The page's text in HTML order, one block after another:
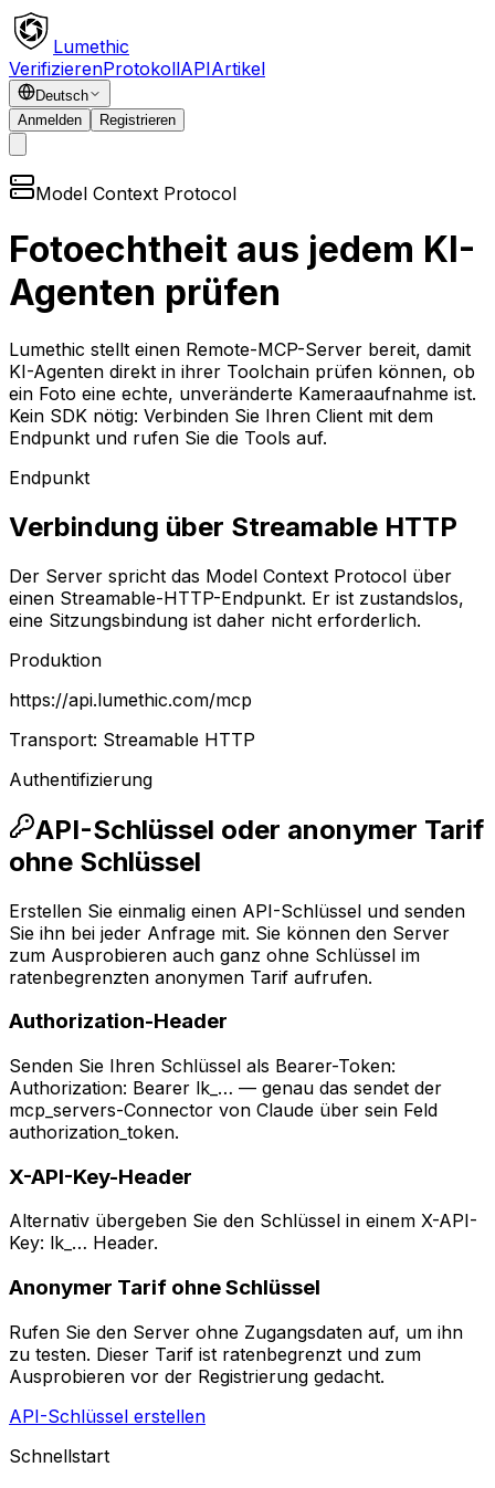
Lumethic
VerifizierenProtokollAPIArtikel
Deutsch
Anmelden
Registrieren
Model Context Protocol
Fotoechtheit aus jedem KI-
Agenten prüfen
Lumethic stellt einen Remote-MCP-Server bereit, damit
KI-Agenten direkt in ihrer Toolchain prüfen können, ob
ein Foto eine echte, unveränderte Kameraaufnahme ist.
Kein SDK nötig: Verbinden Sie Ihren Client mit dem
Endpunkt und rufen Sie die Tools auf.
Endpunkt
Verbindung über Streamable HTTP
Der Server spricht das Model Context Protocol über
einen Streamable-HTTP-Endpunkt. Er ist zustandslos,
eine Sitzungsbindung ist daher nicht erforderlich.
Produktion
https://api.lumethic.com/mcp
Transport: Streamable HTTP
Authentifizierung
API-Schlüssel oder anonymer Tarif
ohne Schlüssel
Erstellen Sie einmalig einen API-Schlüssel und senden
Sie ihn bei jeder Anfrage mit. Sie können den Server
zum Ausprobieren auch ganz ohne Schlüssel im
ratenbegrenzten anonymen Tarif aufrufen.
Authorization-Header
Senden Sie Ihren Schlüssel als Bearer-Token:
Authorization: Bearer lk_… — genau das sendet der
mcp_servers-Connector von Claude über sein Feld
authorization_token.
X-API-Key-Header
Alternativ übergeben Sie den Schlüssel in einem X-API-
Key: lk_… Header.
Anonymer Tarif ohne Schlüssel
Rufen Sie den Server ohne Zugangsdaten auf, um ihn
zu testen. Dieser Tarif ist ratenbegrenzt und zum
Ausprobieren vor der Registrierung gedacht.
API-Schlüssel erstellen
Schnellstart